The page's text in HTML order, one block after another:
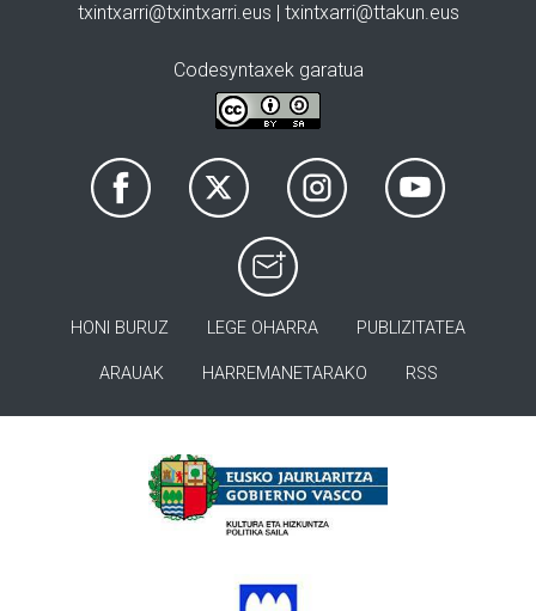
txintxarri@txintxarri.eus | txintxarri@ttakun.eus
Codesyntaxek garatua
HONI BURUZ LEGE OHARRA PUBLIZITATEA
ARAUAK HARREMANETARAKO RSS